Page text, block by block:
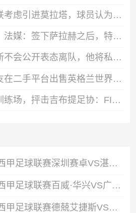
世体：亚特兰大联考虑引进莫拉塔，球员认为自己还能留在顶级联赛
重组利物浦锋线？法媒：签下萨拉赫之后，特拉布宗即将拿下努涅斯
阿斯：阿尔瓦雷斯不会公开表态离队，他将私下与西蒙尼和马竞沟通
太阳报：福登女友在二手平台出售英格兰世界杯球衣，标价70英镑
记者社媒晒破败训练场，抨击吉布提足协：FIFA的拨款去哪里了？
08月08日佛山西甲足球联赛深圳赛卓VS湛江热点·粤标售电全场录像
08月08日佛山西甲足球联赛百威·华兴VS广州苏雅蔚雨堂全场录像
08月08日佛山西甲足球联赛德兢艾捷斯VS白坭兴龙全场录像